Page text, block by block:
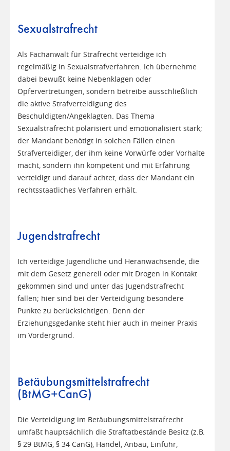
Sexualstrafrecht
Als Fachanwalt für Strafrecht verteidige ich
regelmäßig in Sexualstrafverfahren. Ich übernehme
dabei bewußt keine Nebenklagen oder
Opfervertretungen, sondern betreibe ausschließlich
die aktive Strafverteidigung des
Beschuldigten/Angeklagten. Das Thema
Sexualstrafrecht polarisiert und emotionalisiert stark;
der Mandant benötigt in solchen Fällen einen
Strafverteidiger, der ihm keine Vorwürfe oder Vorhalte
macht, sondern ihn kompetent und mit Erfahrung
verteidigt und darauf achtet, dass der Mandant ein
rechtsstaatliches Verfahren erhält.
Jugendstrafrecht
Ich verteidige Jugendliche und Heranwachsende, die
mit dem Gesetz generell oder mit Drogen in Kontakt
gekommen sind und unter das Jugendstrafrecht
fallen; hier sind bei der Verteidigung besondere
Punkte zu berücksichtigen. Denn der
Erziehungsgedanke steht hier auch in meiner Praxis
im Vordergrund.
Betäubungsmittelstrafrecht
(BtMG+CanG)
Die Verteidigung im Betäubungsmittelstrafrecht
umfaßt hauptsächlich die Straftatbestände Besitz (z.B.
§ 29 BtMG, § 34 CanG), Handel, Anbau, Einfuhr,